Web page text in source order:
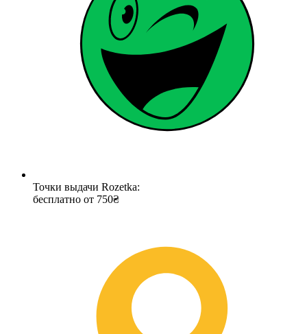
Точки выдачи Rozetka:
бесплатно от 750₴